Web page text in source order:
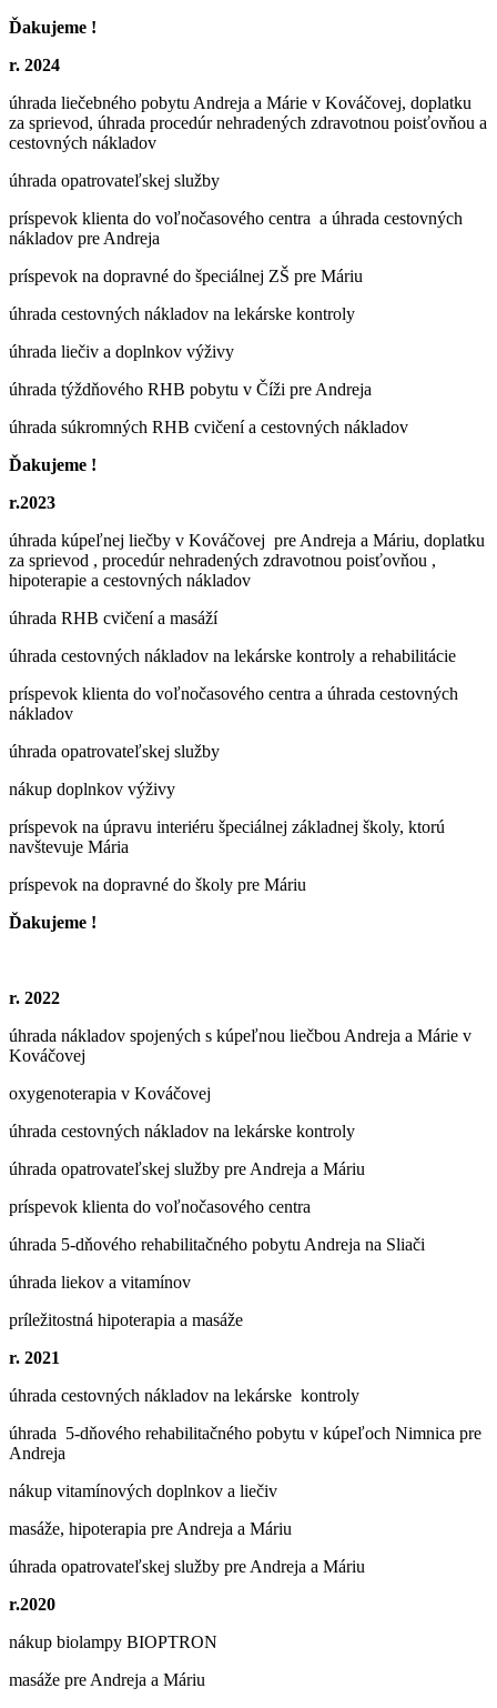
Ďakujeme !
r. 2024
úhrada liečebného pobytu Andreja a Márie v Kováčovej, doplatku
za sprievod, úhrada procedúr nehradených zdravotnou poisťovňou a
cestovných nákladov
úhrada opatrovateľskej služby
príspevok klienta do voľnočasového centra a úhrada cestovných
nákladov pre Andreja
príspevok na dopravné do špeciálnej ZŠ pre Máriu
úhrada cestovných nákladov na lekárske kontroly
úhrada liečiv a doplnkov výživy
úhrada týždňového RHB pobytu v Číži pre Andreja
úhrada súkromných RHB cvičení a cestovných nákladov
Ďakujeme !
r.2023
úhrada kúpeľnej liečby v Kováčovej pre Andreja a Máriu, doplatku
za sprievod , procedúr nehradených zdravotnou poisťovňou ,
hipoterapie a cestovných nákladov
úhrada RHB cvičení a masáží
úhrada cestovných nákladov na lekárske kontroly a rehabilitácie
príspevok klienta do voľnočasového centra a úhrada cestovných
nákladov
úhrada opatrovateľskej služby
nákup doplnkov výživy
príspevok na úpravu interiéru špeciálnej základnej školy, ktorú
navštevuje Mária
príspevok na dopravné do školy pre Máriu
Ďakujeme !
r. 2022
úhrada nákladov spojených s kúpeľnou liečbou Andreja a Márie v
Kováčovej
oxygenoterapia v Kováčovej
úhrada cestovných nákladov na lekárske kontroly
úhrada opatrovateľskej služby pre Andreja a Máriu
príspevok klienta do voľnočasového centra
úhrada 5-dňového rehabilitačného pobytu Andreja na Sliači
úhrada liekov a vitamínov
príležitostná hipoterapia a masáže
r. 2021
úhrada cestovných nákladov na lekárske kontroly
úhrada 5-dňového rehabilitačného pobytu v kúpeľoch Nimnica pre
Andreja
nákup vitamínových doplnkov a liečiv
masáže, hipoterapia pre Andreja a Máriu
úhrada opatrovateľskej služby pre Andreja a Máriu
r.2020
nákup biolampy BIOPTRON
masáže pre Andreja a Máriu